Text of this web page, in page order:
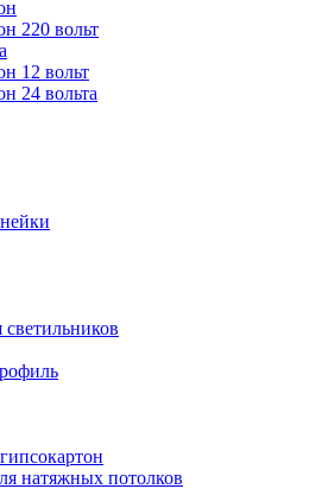
220 вольт
12 вольт
24 вольта
натяжных потолков